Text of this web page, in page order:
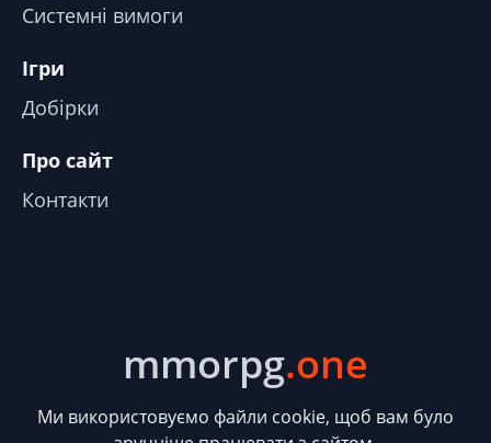
Системні вимоги
Ігри
Добірки
Про сайт
Контакти
mmorpg.one
Ми використовуємо файли cookie, щоб вам було